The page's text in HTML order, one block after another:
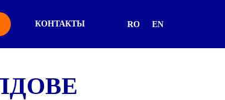
КОНТАКТЫ RO EN